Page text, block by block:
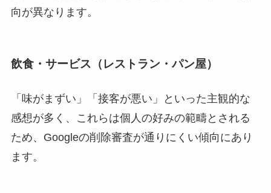
向が異なります。
飲食・サービス（レストラン・パン屋）
「味がまずい」「接客が悪い」といった主観的な
感想が多く、これらは個人の好みの範疇とされる
ため、Googleの削除審査が通りにくい傾向にあり
ます。